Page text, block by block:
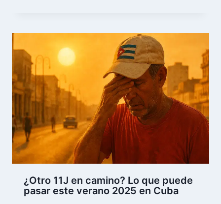
¿Otro 11J en camino? Lo que puede
pasar este verano 2025 en Cuba